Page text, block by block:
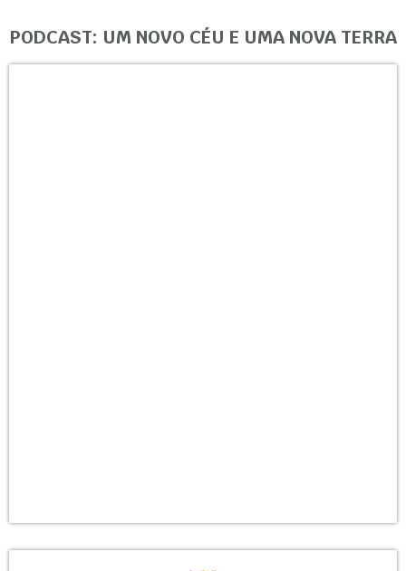
PODCAST: UM NOVO CÉU E UMA NOVA TERRA